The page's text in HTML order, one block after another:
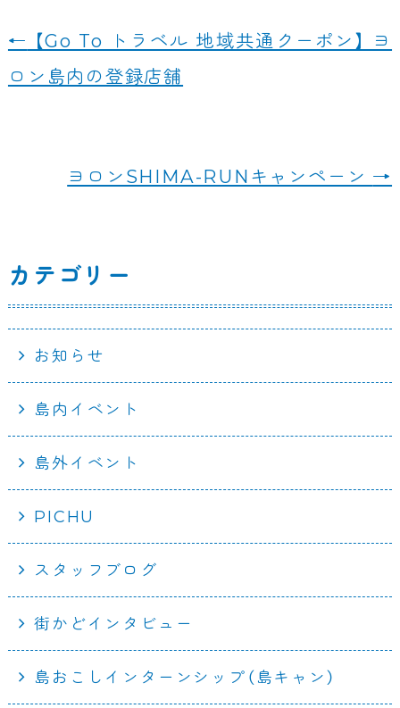
c
e
b
←
【Go To トラベル 地域共通クーポン】 ヨ
ロン島内の登録店舗
ヨロンSHIMA-RUNキャンペーン →
カテゴリー
お知らせ
島内イベント
島外イベント
PICHU
スタッフブログ
街かどインタビュー
島おこしインターンシップ（島キャン）